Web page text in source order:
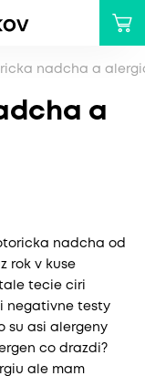
nadcha a
a
nadcha od
rok v kuse
tecie ciri
negativne testy
su asi alergeny
co drazdi?
ale mam